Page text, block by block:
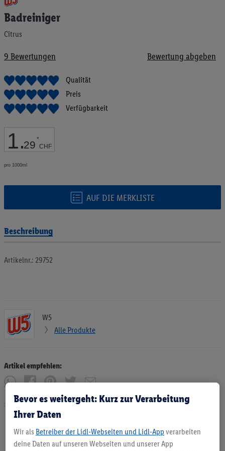
Badreiniger
Citrus
9 Bewertungen Bewertung abgeben
Qualität
Preis
Verfügbarkeit
1.29 *
CHF
pro 1000ml
AUF DIE MERKLISTE
Anfang
der
springen
Beschreibung
Artikelnr.: 29752
W5
Alle Produkte
Artikel empfehlen:
Bevor es weitergeht: Kurz zur Verarbeitung
Ihrer Daten
Wir als Betreiber der Lidl-Webseiten und Lidl-App verarbeiten
deine Daten auf unseren Webseiten und unserer App